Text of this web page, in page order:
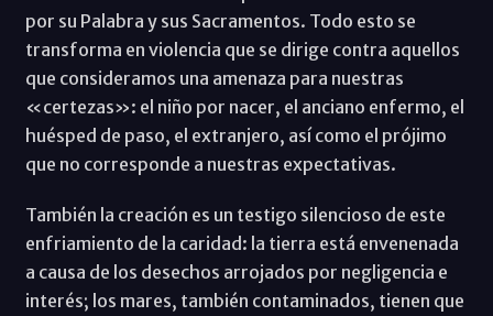
por su Palabra y sus Sacramentos. Todo esto se
transforma en violencia que se dirige contra aquellos
que consideramos una amenaza para nuestras
«certezas»: el niño por nacer, el anciano enfermo, el
huésped de paso, el extranjero, así como el prójimo
que no corresponde a nuestras expectativas.
También la creación es un testigo silencioso de este
enfriamiento de la caridad: la tierra está envenenada
a causa de los desechos arrojados por negligencia e
interés; los mares, también contaminados, tienen que